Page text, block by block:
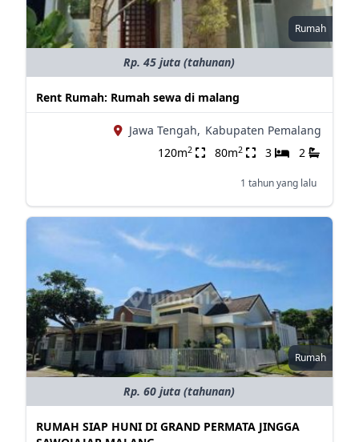
Rumah
Rp. 45 juta (tahunan)
Rent Rumah: Rumah sewa di malang
Jawa Tengah, Kabupaten Pemalang
120m2 80m2 3 2
1 tahun yang lalu
Rumah
Rp. 60 juta (tahunan)
RUMAH SIAP HUNI DI GRAND PERMATA JINGGA